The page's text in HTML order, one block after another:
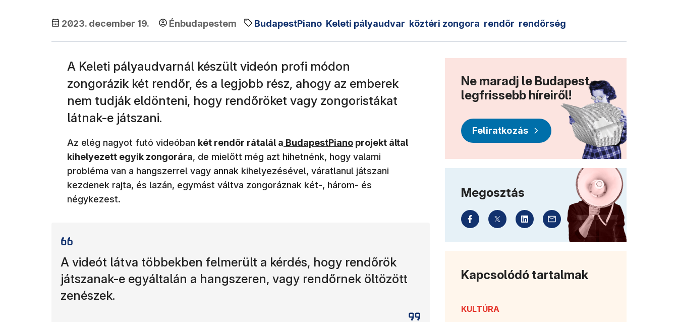
2023. december 19. Énbudapestem BudapestPiano Keleti pályaudvar köztéri zongora rendőr rendőrség
A Keleti pályaudvarnál készült videón profi módon
zongorázik két rendőr, és a legjobb rész, ahogy az emberek
nem tudják eldönteni, hogy rendőröket vagy zongoristákat
látnak-e játszani.
Az elég nagyot futó videóban két rendőr rátalál a BudapestPiano projekt által
kihelyezett egyik zongorára, de mielőtt még azt hihetnénk, hogy valami
probléma van a hangszerrel vagy annak kihelyezésével, váratlanul játszani
kezdenek rajta, és lazán, egymást váltva zongoráznak két-, három- és
négykezest.
A videót látva többekben felmerült a kérdés, hogy rendőrök
játszanak-e egyáltalán a hangszeren, vagy rendőrnek öltözött
zenészek.
Ne maradj le Budapest
legfrissebb híreiről!
Feliratkozás
Megosztás
Kapcsolódó tartalmak
KULTÚRA